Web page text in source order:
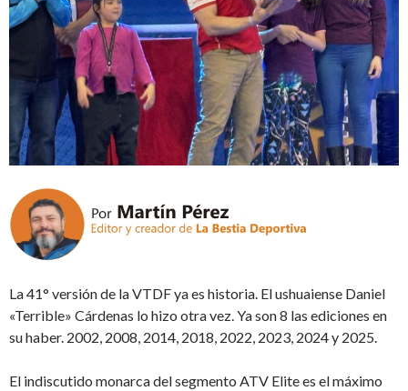
La 41° versión de la VTDF ya es historia. El ushuaiense Daniel
«Terrible» Cárdenas lo hizo otra vez. Ya son 8 las ediciones en
su haber. 2002, 2008, 2014, 2018, 2022, 2023, 2024 y 2025.
El indiscutido monarca del segmento ATV Elite es el máximo